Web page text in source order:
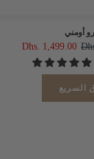
Dhs. 1,499.00
السريع